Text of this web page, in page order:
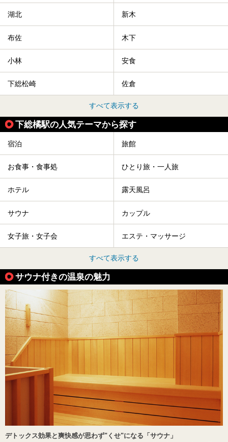
湖北 新木
布佐 木下
小林 安食
下総松崎 佐倉
すべて表示する
下総橘駅の人気テーマから探す
宿泊 旅館
お食事・食事処 ひとり旅・一人旅
ホテル 露天風呂
サウナ カップル
女子旅・女子会 エステ・マッサージ
すべて表示する
サウナ付きの温泉の魅力
デトックス効果と爽快感が思わず"くせ"になる「サウナ」